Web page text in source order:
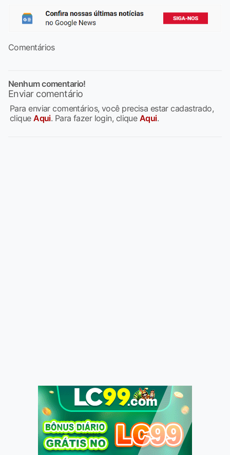
Comentários
Nenhum comentario!
Enviar comentário
Para enviar comentários, você precisa estar cadastrado,
cliqueAqui. Para fazer login, clique Aqui.